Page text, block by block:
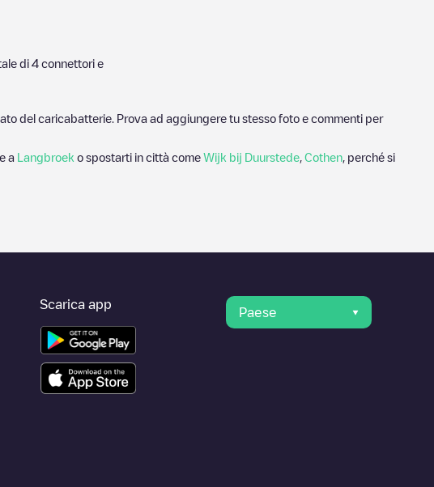
di 4 connettori e
del caricabatterie. Prova ad aggiungere tu stesso foto e commenti per
a Langbroek o spostarti in città come Wijk bij Duurstede Cothen , perché si
Scarica app
Paese